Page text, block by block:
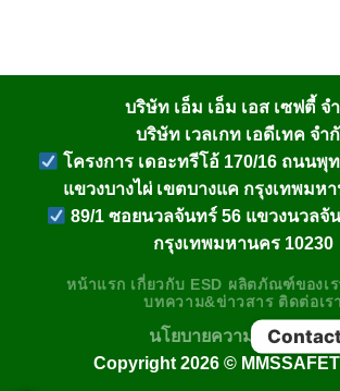
บริษัท เอ็ม เอ็ม เอส เซฟตี้ จ
บริษัท เวลเกท เอดีเทค จำ
โครงการ เดอะทรีโอ้ 170/16 ถนน
แขวงบางไผ่ เขตบางแค กรุงเทพมห
89/1 ซอยนวลจันทร์ 56 แขวงนวลจั
กรุงเทพมหานคร 10230
หน้าแรก เกี่ยวกับ ESD ผลิตภัณฑ์ของเร
บทความ&ข่าวสาร ติดต่อเรา
นโยบายความเป็นส่วนตัว
Copyright 2026 ©